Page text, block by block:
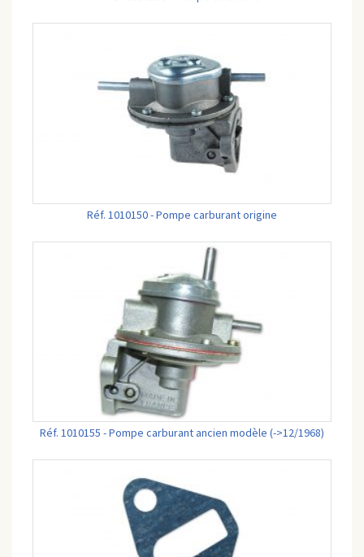
Réf. 1010150 - Pompe carburant origine
Réf. 1010155 - Pompe carburant ancien modèle (->12/1968)